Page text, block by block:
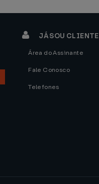
JÁ SOU CLIENTE
Área do Assinante
Fale Conosco
Telefones